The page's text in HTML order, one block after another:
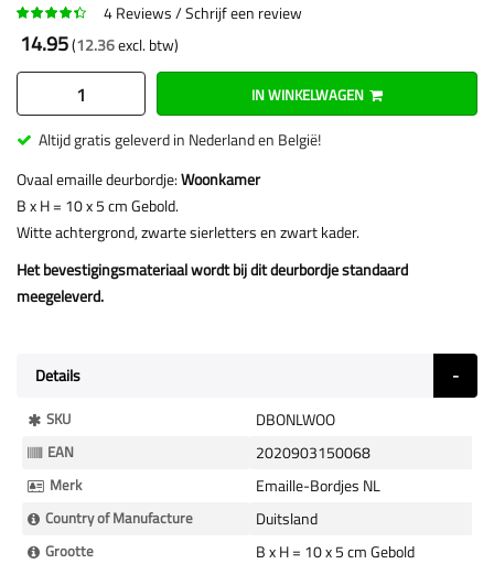
4Reviews Schrijf een review
14.95 12.36
IN WINKELWAGEN
Altijd gratis geleverd in Nederland en België!
Ovaal emaille deurbordje:Woonkamer
B x H = 10 x 5 cm Gebold.
Witte achtergrond, zwarte sierletters en zwart kader.
Het bevestigingsmateriaal wordt bij dit deurbordje standaard
meegeleverd.
Details
Meer
Informatie
SKU DBONLWOO
EAN 2020903150068
Merk Emaille-Bordjes NL
Country of Manufacture Duitsland
Grootte B x H = 10 x 5 cm Gebold